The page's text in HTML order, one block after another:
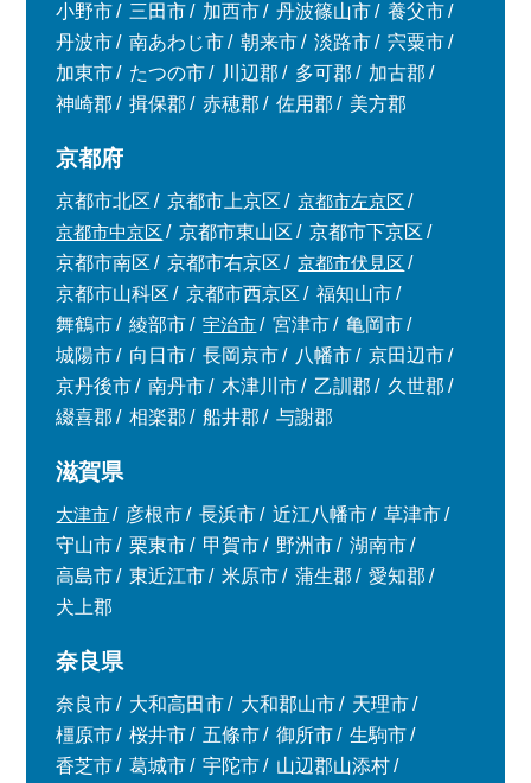
小野市
三田市 加西市 丹波篠山市
養父市
丹波市
南あわじ市 朝来市 淡路市
宍粟市
加東市
たつの市 川辺郡 多可郡
加古郡
神崎郡
揖保郡 赤穂郡 佐用郡 美方郡
京都府
京都市北区 京都市上京区
京都市左京区
京都市中京区
京都市東山区
京都市下京区
京都市南区
京都市右京区
京都市伏見区
京都市山科区
京都市西京区
福知山市
舞鶴市
綾部市 宇治市 宮津市
亀岡市
城陽市
向日市 長岡京市 八幡市
京田辺市
京丹後市
南丹市 木津川市 乙訓郡
久世郡
綴喜郡
相楽郡 船井郡 与謝郡
滋賀県
大津市 彦根市 長浜市 近江八幡市
草津市
守山市
栗東市 甲賀市 野洲市
湖南市
高島市
東近江市 米原市 蒲生郡
愛知郡
犬上郡
奈良県
奈良市 大和高田市 大和郡山市
天理市
橿原市
桜井市 五條市 御所市
生駒市
香芝市
葛城市 宇陀市
山辺郡山添村